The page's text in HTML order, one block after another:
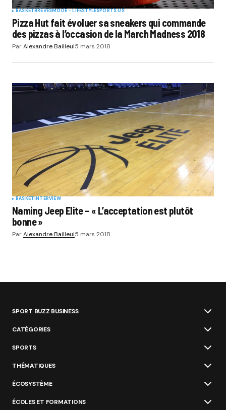
BASKETBRÈVESMODE - LIFESTYLESPORTS US
Pizza Hut fait évoluer sa sneakers qui commande
des pizzas à l’occasion de la March Madness 2018
ParAlexandre Bailleul5 mars 2018
BASKETINTERVIEW
Naming Jeep Elite – « L’acceptation est plutôt
bonne »
ParAlexandre Bailleul5 mars 2018
SPORT BUZZ BUSINESS
CATÉGORIES
SPORTS
THÉMATIQUES
ÉCOSYSTÈME
ÉCOLES ET FORMATIONS